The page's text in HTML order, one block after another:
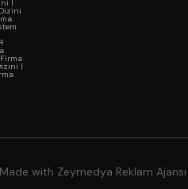
|
|
with Zeymedya Reklam Ajansı